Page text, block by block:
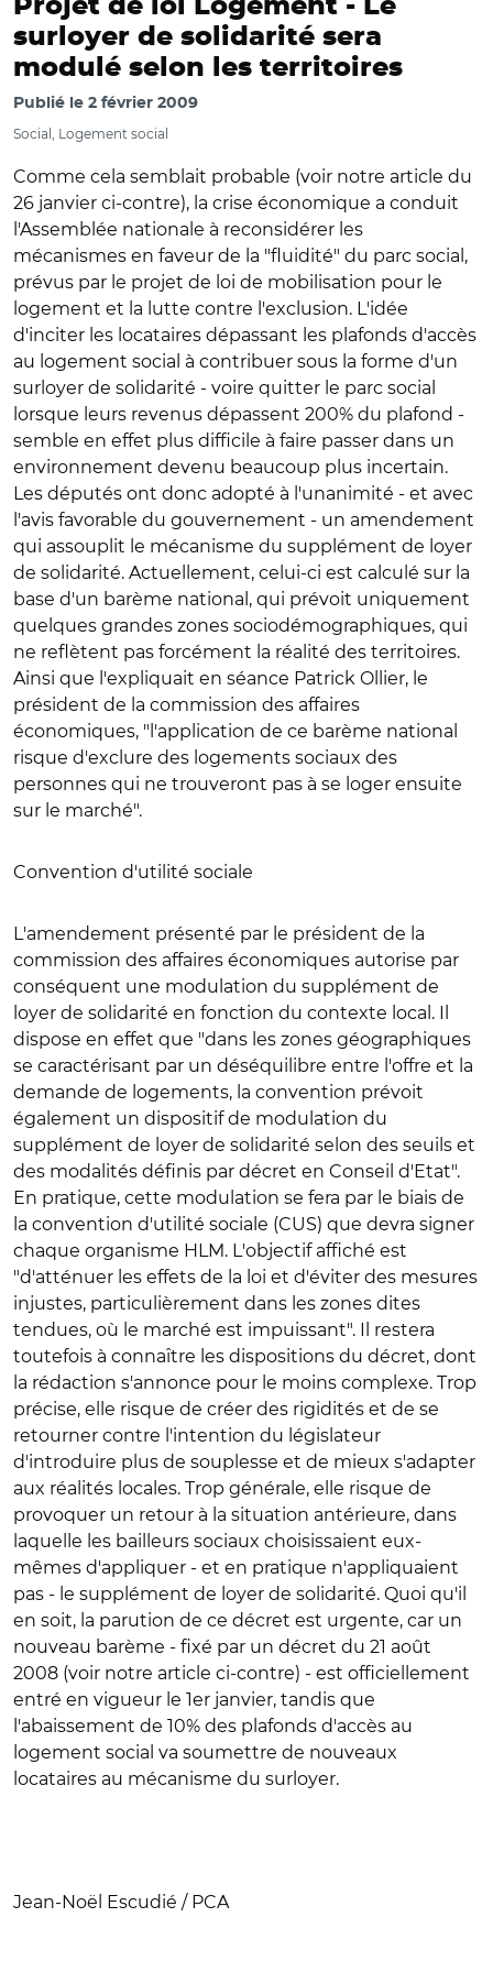
Projet de loi Logement - Le
surloyer de solidarité sera
modulé selon les territoires
Publié le 2 février 2009
Social, Logement social
Comme cela semblait probable (voir notre article du
26 janvier ci-contre), la crise économique a conduit
l'Assemblée nationale à reconsidérer les
mécanismes en faveur de la "fluidité" du parc social,
prévus par le projet de loi de mobilisation pour le
logement et la lutte contre l'exclusion. L'idée
d'inciter les locataires dépassant les plafonds d'accès
au logement social à contribuer sous la forme d'un
surloyer de solidarité - voire quitter le parc social
lorsque leurs revenus dépassent 200% du plafond -
semble en effet plus difficile à faire passer dans un
environnement devenu beaucoup plus incertain.
Les députés ont donc adopté à l'unanimité - et avec
l'avis favorable du gouvernement - un amendement
qui assouplit le mécanisme du supplément de loyer
de solidarité. Actuellement, celui-ci est calculé sur la
base d'un barème national, qui prévoit uniquement
quelques grandes zones sociodémographiques, qui
ne reflètent pas forcément la réalité des territoires.
Ainsi que l'expliquait en séance Patrick Ollier, le
président de la commission des affaires
économiques, "l'application de ce barème national
risque d'exclure des logements sociaux des
personnes qui ne trouveront pas à se loger ensuite
sur le marché".
Convention d'utilité sociale
L'amendement présenté par le président de la
commission des affaires économiques autorise par
conséquent une modulation du supplément de
loyer de solidarité en fonction du contexte local. Il
dispose en effet que "dans les zones géographiques
se caractérisant par un déséquilibre entre l'offre et la
demande de logements, la convention prévoit
également un dispositif de modulation du
supplément de loyer de solidarité selon des seuils et
des modalités définis par décret en Conseil d'Etat".
En pratique, cette modulation se fera par le biais de
la convention d'utilité sociale (CUS) que devra signer
chaque organisme HLM. L'objectif affiché est
"d'atténuer les effets de la loi et d'éviter des mesures
injustes, particulièrement dans les zones dites
tendues, où le marché est impuissant". Il restera
toutefois à connaître les dispositions du décret, dont
la rédaction s'annonce pour le moins complexe. Trop
précise, elle risque de créer des rigidités et de se
retourner contre l'intention du législateur
d'introduire plus de souplesse et de mieux s'adapter
aux réalités locales. Trop générale, elle risque de
provoquer un retour à la situation antérieure, dans
laquelle les bailleurs sociaux choisissaient eux-
mêmes d'appliquer - et en pratique n'appliquaient
pas - le supplément de loyer de solidarité. Quoi qu'il
en soit, la parution de ce décret est urgente, car un
nouveau barème - fixé par un décret du 21 août
2008 (voir notre article ci-contre) - est officiellement
entré en vigueur le 1er janvier, tandis que
l'abaissement de 10% des plafonds d'accès au
logement social va soumettre de nouveaux
locataires au mécanisme du surloyer.
Jean-Noël Escudié / PCA